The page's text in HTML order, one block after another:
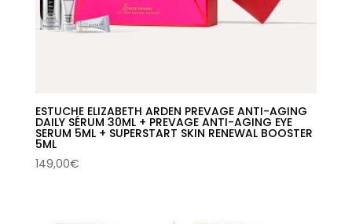
ESTUCHE ELIZABETH ARDEN PREVAGE ANTI-AGING
DAILY SÉRUM 30ML + PREVAGE ANTI-AGING EYE
SERUM 5ML + SUPERSTART SKIN RENEWAL BOOSTER
5ML
149,00€